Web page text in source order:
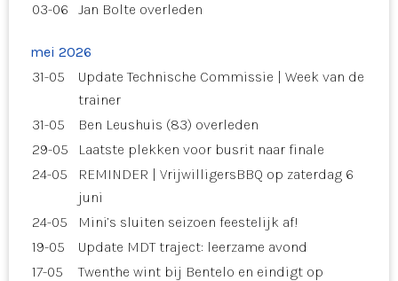
03-06
Jan Bolte overleden
mei 2026
31-05
Update Technische Commissie | Week van de
trainer
31-05
Ben Leushuis (83) overleden
29-05
Laatste plekken voor busrit naar finale
24-05
REMINDER | VrijwilligersBBQ op zaterdag 6
juni
24-05
Mini’s sluiten seizoen feestelijk af!
19-05
Update MDT traject: leerzame avond
17-05
Twenthe wint bij Bentelo en eindigt op